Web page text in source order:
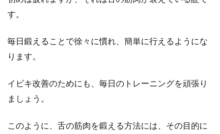
す。
毎日鍛えることで徐々に慣れ、簡単に行えるようにな
ります。
イビキ改善のためにも、毎日のトレーニングを頑張り
ましょう。
このように、舌の筋肉を鍛える方法には、その目的に